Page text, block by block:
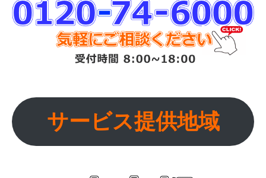
サービス提供地域